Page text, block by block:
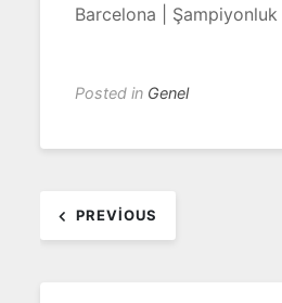
Barcelona | Şampiyonluk
Posted in Genel
dolaşımı
PREVIOUS